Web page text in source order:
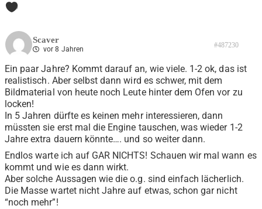
0
Scaver
vor 8 Jahren #487230
Ein paar Jahre? Kommt darauf an, wie viele. 1-2 ok, das ist
realistisch. Aber selbst dann wird es schwer, mit dem
Bildmaterial von heute noch Leute hinter dem Ofen vor zu
locken!
In 5 Jahren dürfte es keinen mehr interessieren, dann
müssten sie erst mal die Engine tauschen, was wieder 1-2
Jahre extra dauern könnte…. und so weiter dann.
Endlos warte ich auf GAR NICHTS! Schauen wir mal wann es
kommt und wie es dann wirkt.
Aber solche Aussagen wie die o.g. sind einfach lächerlich.
Die Masse wartet nicht Jahre auf etwas, schon gar nicht
“noch mehr”!